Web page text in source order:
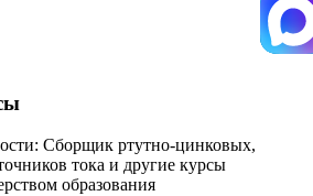
Сборщик ртутно-цинковых,
тока и другие курсы
образования